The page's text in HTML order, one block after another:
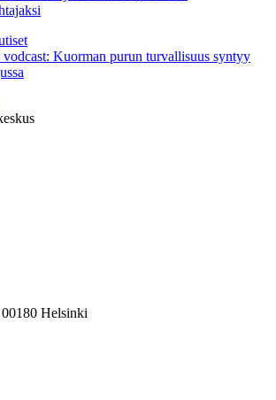
vodcast: Kuorman purun turvallisuus syntyy
Helsinki